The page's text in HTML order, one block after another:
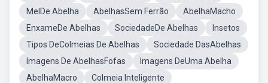
MelDe Abelha
AbelhasSem Ferrão
AbelhaMacho
EnxameDe Abelhas
SociedadeDe Abelhas
Insetos
Tipos DeColmeias De Abelhas
Sociedade DasAbelhas
Imagens De AbelhasFofas
Imagens DeUma Abelha
AbelhaMacro
Colmeia Inteligente